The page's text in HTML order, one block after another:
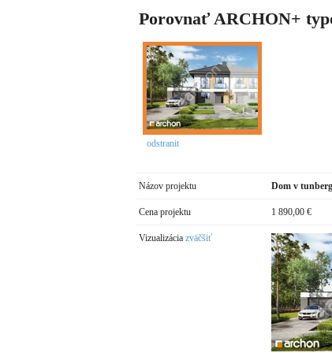
Porovnať ARCHON+
odstranit
Názov projektu Dom v
Cena projektu 1 890,00 €
Vizualizácia zväčšiť